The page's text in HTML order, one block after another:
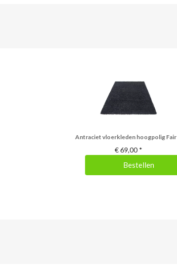
€69,00 *
Bestellen